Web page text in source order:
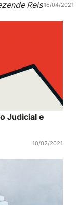
Reis16/04/2021
Judicial e
10/02/2021